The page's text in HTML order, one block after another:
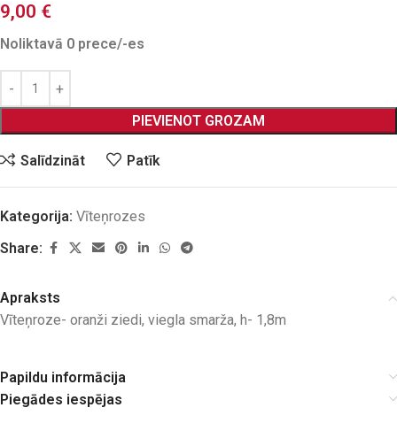
9,00 €
Noliktavā 0 prece/-es
PIEVIENOT GROZAM
Salīdzināt Patīk
Kategorija: Vīteņrozes
Share:
Apraksts
Vīteņroze- oranži ziedi, viegla smarža, h- 1,8m
Papildu informācija
Piegādes iespējas